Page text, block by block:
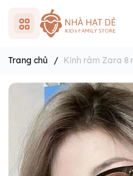
Trang chủ / Kính râm Zara 8